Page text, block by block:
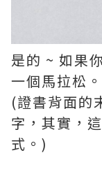
是的 ~ 如果
一個馬拉松。
(證書背面的
字，其實，
式。)